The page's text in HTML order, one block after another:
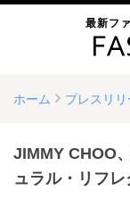
最新フ
ホーム プレスリリ
JIMMY CHOO
ュラル・リフ